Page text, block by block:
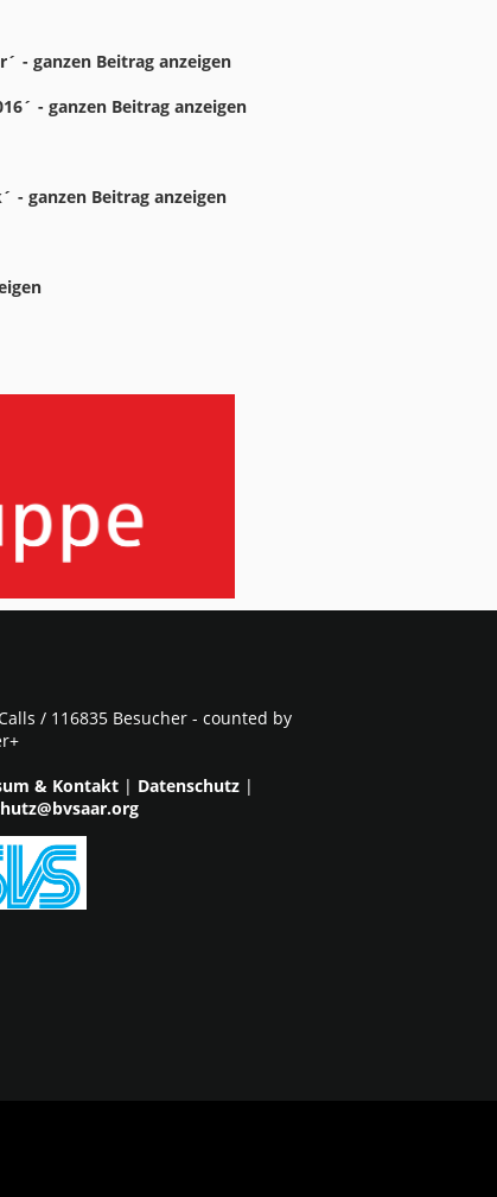
- ganzen Beitrag anzeigen
- ganzen Beitrag anzeigen
- ganzen Beitrag anzeigen
/ 116835 Besucher - counted by
& Kontakt | Datenschutz |